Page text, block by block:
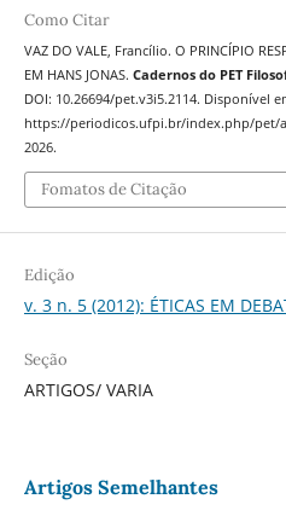
Como Citar
VAZ DO VALE, Francílio. O PRINCÍPIO
EM HANS JONAS. Cadernos do PET
DOI: 10.26694/pet.v3i5.2114. Disponível
https://periodicos.ufpi.br/index.php/pet/
2026.
Fomatos de Citação
Edição
v. 3 n. 5 (2012): ÉTICAS EM
Seção
ARTIGOS/ VARIA
Artigos Semelhantes